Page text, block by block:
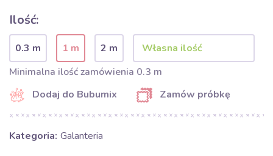
Ilość:
0.3 m 1 m
2 m
Minimalna ilość zamówienia 0.3 m
Dodaj do Bubumix
Zamów próbkę
Kategoria: Galanteria